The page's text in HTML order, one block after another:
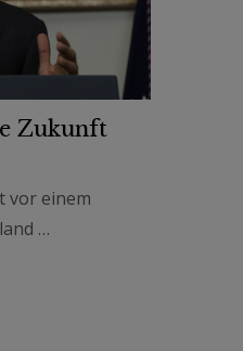
Zukunft
vor einem
…